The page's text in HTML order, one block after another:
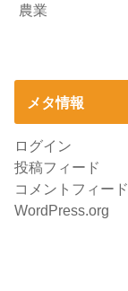
農業
メタ情報
ログイン
投稿フィード
コメントフィード
WordPress.org